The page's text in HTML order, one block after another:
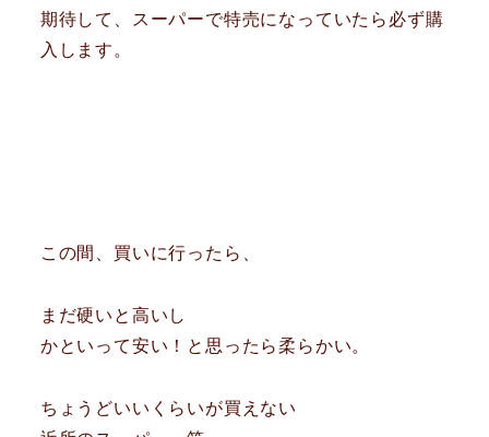
期待して、スーパーで特売になっていたら必ず購
入します。
この間、買いに行ったら、
まだ硬いと高いし
かといって安い！と思ったら柔らかい。
ちょうどいいくらいが買えない